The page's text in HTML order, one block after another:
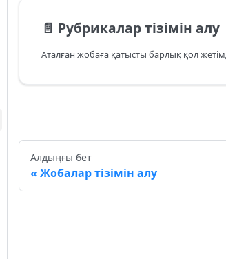
📄️ Рубрикалар тізімін алу
Алдыңғы бет
Жобалар тізімін алу